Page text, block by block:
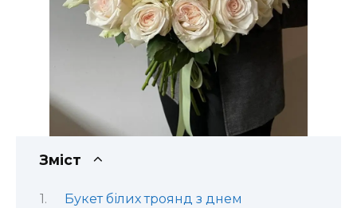
Зміст
Букет білих троянд з днем